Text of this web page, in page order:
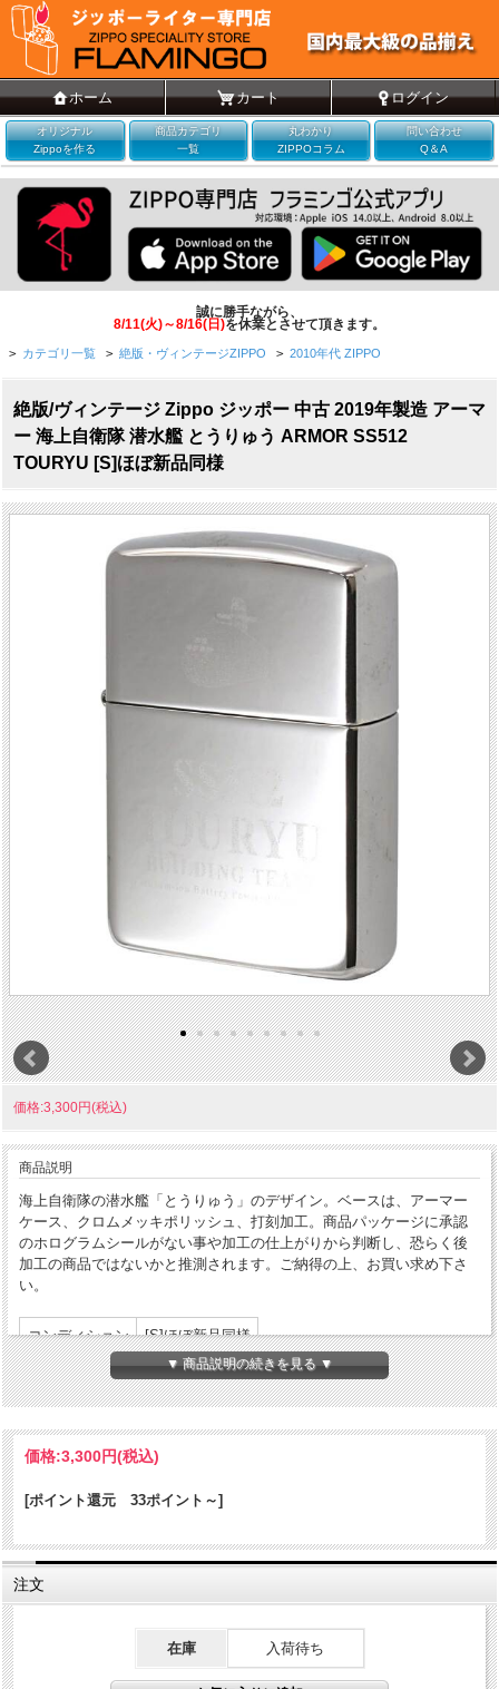
ホーム カート ログイン
オリジナル
Zippoを作る
商品カテゴリ
一覧
丸わかり
ZIPPOコラム
問い合わせ
Q＆A
誠に勝手ながら、
8/11(火)～8/16(日)を休業とさせて頂きます。
> カテゴリ一覧 > 絶版・ヴィンテージZIPPO > 2010年代 ZIPPO
絶版/ヴィンテージ Zippo ジッポー 中古 2019年製造 アーマ
ー 海上自衛隊 潜水艦 とうりゅう ARMOR SS512
TOURYU [S]ほぼ新品同様
価格:3,300円(税込)
商品説明
海上自衛隊の潜水艦「とうりゅう」のデザイン。ベースは、アーマー
ケース、クロムメッキポリッシュ、打刻加工。商品パッケージに承認
のホログラムシールがない事や加工の仕上がりから判断し、恐らく後
加工の商品ではないかと推測されます。ご納得の上、お買い求め下さ
い。
コンディション [S]ほぼ新品同様
製造年月 2019年10月
製造国 アメリカ合衆国
説明書等:あり
商品コンディションの詳細な説明
※Zippo本体の底（ボトム）の製造年・月とインサイドユニットの製造
ずれが生じます(場合によっては数年)。
※当店では真贋確認の上、簡易クリーニング、フリントの発火ができ
る状態で販売しておりますが、現状でのお渡しになりますので、商品
▼ 商品説明の続きを見る ▼
価格:3,300円(税込)
[ポイント還元 33ポイント～]
注文
在庫 入荷待ち